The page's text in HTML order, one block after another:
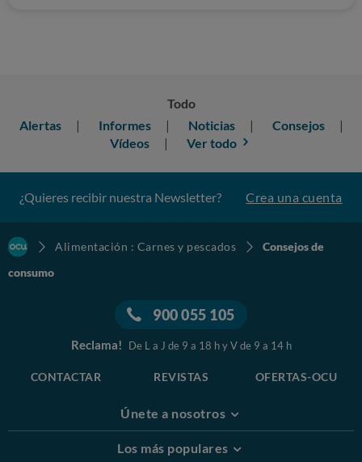
Todo
Alertas
Informes Noticias
Consejos
Vídeos
Ver todo
¿Quieres recibir nuestra Newsletter? Crea una cuenta
Alimentación : Carnes y pescados
Consejos de
consumo
900 055 105
Reclama! De L a J de 9 a 18 h y V de 9 a 14 h
CONTACTAR REVISTAS OFERTAS-OCU
Únete a nosotros
Los más populares